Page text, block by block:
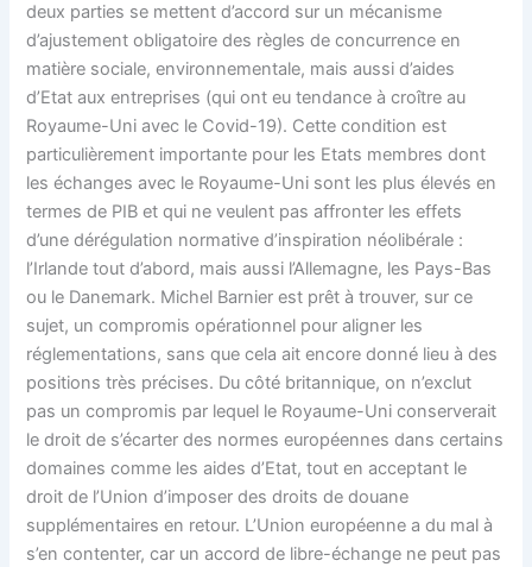
deux parties se mettent d’accord sur un mécanisme
d’ajustement obligatoire des règles de concurrence en
matière sociale, environnementale, mais aussi d’aides
d’Etat aux entreprises (qui ont eu tendance à croître au
Royaume-Uni avec le Covid-19). Cette condition est
particulièrement importante pour les Etats membres dont
les échanges avec le Royaume-Uni sont les plus élevés en
termes de PIB et qui ne veulent pas affronter les effets
d’une dérégulation normative d’inspiration néolibérale :
l’Irlande tout d’abord, mais aussi l’Allemagne, les Pays-Bas
ou le Danemark. Michel Barnier est prêt à trouver, sur ce
sujet, un compromis opérationnel pour aligner les
réglementations, sans que cela ait encore donné lieu à des
positions très précises. Du côté britannique, on n’exclut
pas un compromis par lequel le Royaume-Uni conserverait
le droit de s’écarter des normes européennes dans certains
domaines comme les aides d’Etat, tout en acceptant le
droit de l’Union d’imposer des droits de douane
supplémentaires en retour. L’Union européenne a du mal à
s’en contenter, car un accord de libre-échange ne peut pas